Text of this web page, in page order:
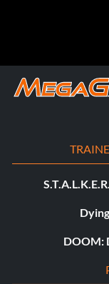
DOOM: